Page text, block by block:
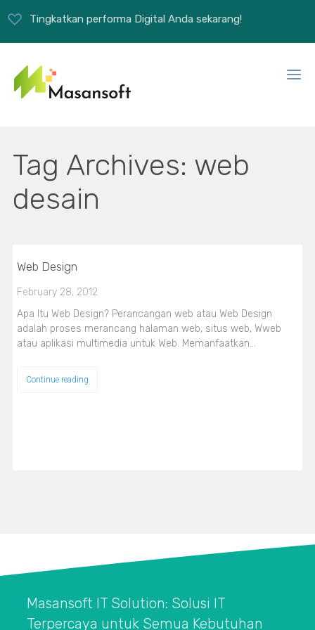
Tingkatkan performa Digital Anda sekarang!
Tag Archives: web
desain
Web Design
February 28, 2012
Apa Itu Web Design? Perancangan web atau Web Design
adalah proses merancang halaman web, situs web, Wweb
atau aplikasi multimedia untuk Web. Memanfaatkan…
Continue reading
Masansoft IT Solution: Solusi IT
Terpercaya untuk Semua Kebutuhan